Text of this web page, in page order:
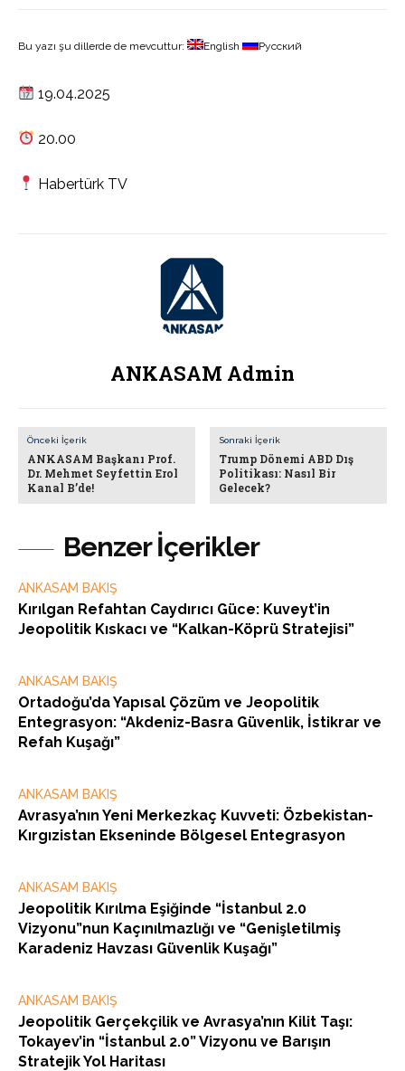
Benzer İçerikler
ANKASAM BAKIŞ
Kırılgan Refahtan Caydırıcı Güce: Kuveyt’in
Jeopolitik Kıskacı ve “Kalkan-Köprü Stratejisi”
ANKASAM BAKIŞ
Ortadoğu’da Yapısal Çözüm ve Jeopolitik
Entegrasyon: “Akdeniz-Basra Güvenlik, İstikrar ve
Refah Kuşağı”
ANKASAM BAKIŞ
Avrasya’nın Yeni Merkezkaç Kuvveti: Özbekistan-
Kırgızistan Ekseninde Bölgesel Entegrasyon
ANKASAM BAKIŞ
Jeopolitik Kırılma Eşiğinde “İstanbul 2.0
Vizyonu”nun Kaçınılmazlığı ve “Genişletilmiş
Karadeniz Havzası Güvenlik Kuşağı”
ANKASAM BAKIŞ
Jeopolitik Gerçekçilik ve Avrasya’nın Kilit Taşı:
Tokayev’in “İstanbul 2.0” Vizyonu ve Barışın
Stratejik Yol Haritası
Bu yazı şu dillerde de mevcuttur: English Русский
19.04.2025
20.00
Habertürk TV
ANKASAM Admin
Önceki İçerik
ANKASAM Başkanı Prof.
Dr. Mehmet Seyfettin Erol
Kanal B’de!
Sonraki İçerik
Trump Dönemi ABD Dış
Politikası: Nasıl Bir
Gelecek?